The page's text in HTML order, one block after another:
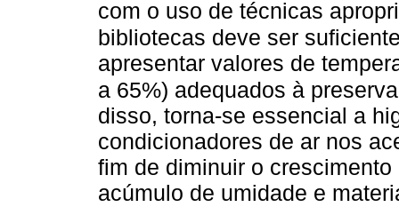
com o uso de técnicas
bibliotecas deve ser
apresentar valores de
a 65%) adequados à
disso, torna-se essencial a
condicionadores de ar nos
fim de diminuir o
acúmulo de umidade e